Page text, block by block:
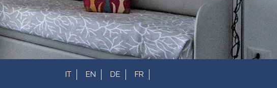
IT EN DE FR